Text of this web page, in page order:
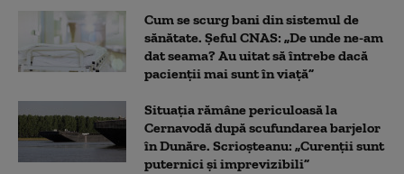
Cum se scurg bani din sistemul de
sănătate. Șeful CNAS: „De unde ne-am
dat seama? Au uitat să întrebe dacă
pacienții mai sunt în viață”
Situația rămâne periculoasă la
Cernavodă după scufundarea barjelor
în Dunăre. Scrioșteanu: „Curenții sunt
puternici și imprevizibili”